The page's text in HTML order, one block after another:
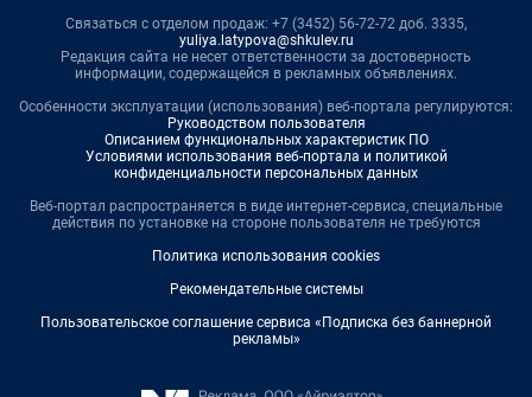
Связаться с отделом продаж: +7 (3452) 56-72-72 доб. 3335,
yuliya.latypova@shkulev.ru
Редакция сайта не несет ответственности за достоверность
информации, содержащейся в рекламных объявлениях.
Особенности эксплуатации (использования) веб-портала регулируются:
Руководством пользователя
Описанием функциональных характеристик ПО
Условиями использования веб-портала и политикой
конфиденциальности персональных данных
Веб-портал распространяется в виде интернет-сервиса, специальные
действия по установке на стороне пользователя не требуются
Политика использования cookies
Рекомендательные системы
Пользовательское соглашение сервиса «Подписка без баннерной
рекламы»